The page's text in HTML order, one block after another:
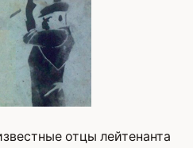
отцы лейтенанта